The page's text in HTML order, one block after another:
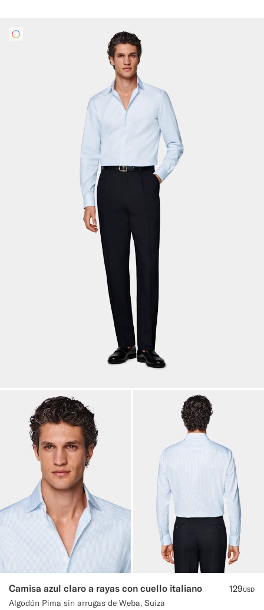
Camisa azul claro a rayas con cuello italiano
Algodón Pima sin arrugas de Weba, Suiza
129USD